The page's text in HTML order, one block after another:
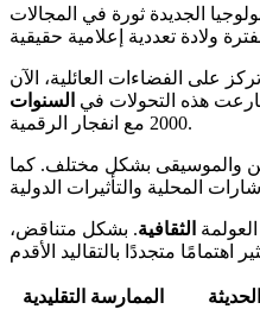
الجديدة ثورة في المجالات
تركز على الفضاءات العائلية، الآن
هذه التحولات في السنوات
2000 مع انفجار الرقمية.
والموسيقى بشكل مختلف. كما
الثقافية. بشكل متناقض،
الممارسة التقليدية